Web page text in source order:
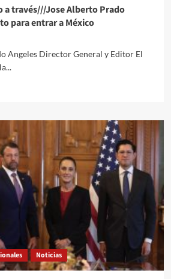
a través///Jose Alberto Prado
para entrar a México
Angeles Director General y Editor El
Noticias